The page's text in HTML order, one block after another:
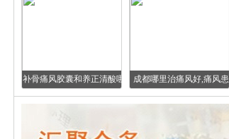
补骨痛风胶囊和养正清酸哪
个治疗痛风效
成都哪里治痛风好,痛风患
者如何选择药物